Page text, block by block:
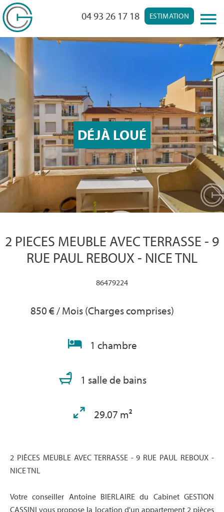
ESTIMATION
04 93 26 17 18
DÉJÀ LOUÉ
2 PIECES MEUBLE AVEC TERRASSE - 9
RUE PAUL REBOUX - NICE TNL
86479224
850 € / Mois (Charges comprises)
1 chambre
1 salle de bains
29.07 m²
2 PIÈCES MEUBLE AVEC TERRASSE - 9 RUE PAUL REBOUX -
NICE TNL
Votre conseiller Antoine BIERLAIRE du Cabinet GESTION
CASSINI vous propose la location d'un appartement 2 pièces